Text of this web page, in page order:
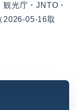
光庁・JNTO・
2026-05-16取